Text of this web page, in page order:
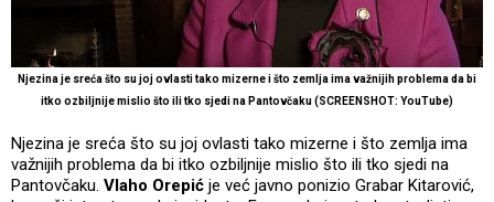
Njezina je sreća što su joj ovlasti tako mizerne i što zemlja ima važnijih problema da bi
itko ozbiljnije mislio što ili tko sjedi na Pantovčaku(SCREENSHOT: YouTube)
Njezina je sreća što su joj ovlasti tako mizerne i što zemlja ima
važnijih problema da bi itko ozbiljnije mislio što ili tko sjedi na
Pantovčaku. Vlaho Orepić je već javno ponizio Grabar Kitarović,